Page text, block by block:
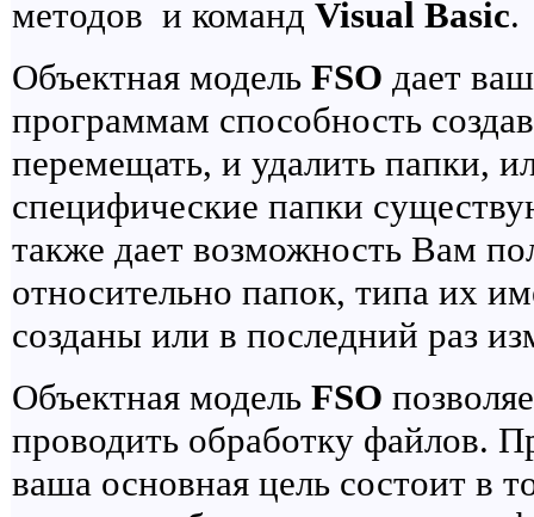
методов и команд Visual Basic.
Объектная модель FSO дает
программам способность
перемещать, и удалить папки,
специфические папки
также дает возможность Вам
относительно папок, типа их
созданы или в последний раз
Объектная модель FSO
проводить обработку файлов.
ваша основная цель состоит в